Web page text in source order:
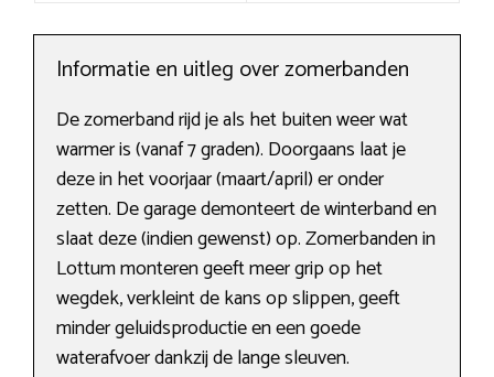
Informatie en uitleg over zomerbanden
De zomerband rijd je als het buiten weer wat
warmer is (vanaf 7 graden). Doorgaans laat je
deze in het voorjaar (maart/april) er onder
zetten. De garage demonteert de winterband en
slaat deze (indien gewenst) op. Zomerbanden in
Lottum monteren geeft meer grip op het
wegdek, verkleint de kans op slippen, geeft
minder geluidsproductie en een goede
waterafvoer dankzij de lange sleuven.